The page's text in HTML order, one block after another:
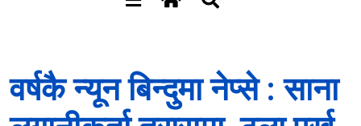
वर्षकै न्यून बिन्दुमा नेप्से : साना